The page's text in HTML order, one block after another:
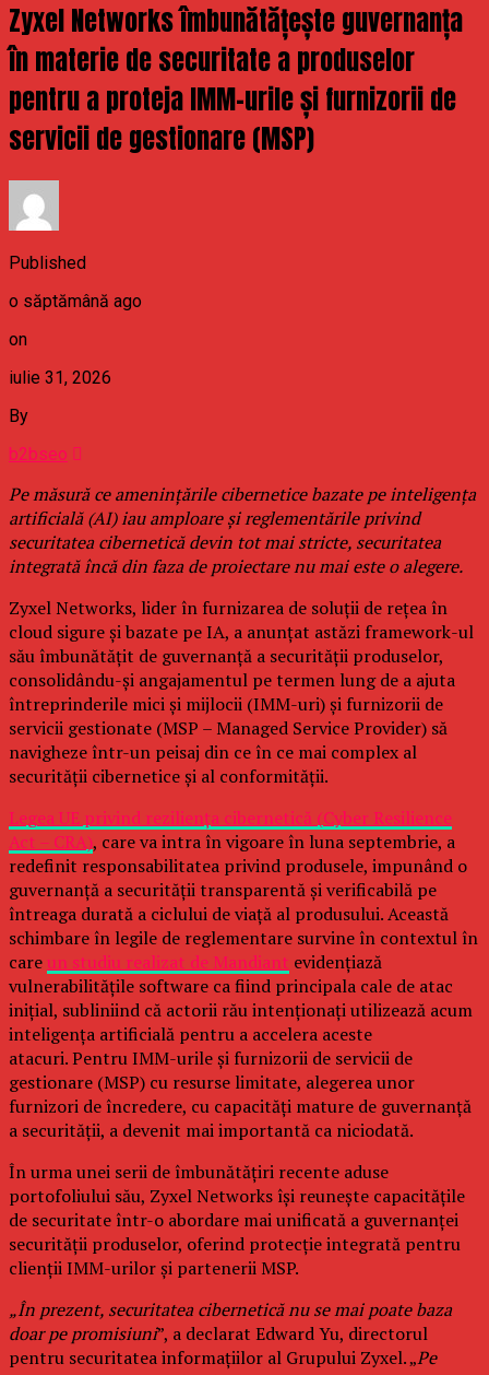
Zyxel Networks îmbunătățește guvernanța
în materie de securitate a produselor
pentru a proteja IMM-urile și furnizorii de
servicii de gestionare (MSP)
Published
o săptămână ago
on
iulie 31, 2026
By
b2bseo
Pe măsură ce amenințările cibernetice bazate pe inteligența
artificială (AI) iau amploare și reglementările privind
securitatea cibernetică devin tot mai stricte, securitatea
integrată încă din faza de proiectare nu mai este o alegere.
Zyxel Networks, lider în furnizarea de soluții de rețea în
cloud sigure și bazate pe IA, a anunțat astăzi framework-ul
său îmbunătățit de guvernanță a securității produselor,
consolidându-și angajamentul pe termen lung de a ajuta
întreprinderile mici și mijlocii (IMM-uri) și furnizorii de
servicii gestionate (MSP – Managed Service Provider) să
navigheze într-un peisaj din ce în ce mai complex al
securității cibernetice și al conformității.
Legea UE privind reziliența cibernetică (Cyber Resilience
Act – CRA), care va intra în vigoare în luna septembrie, a
redefinit responsabilitatea privind produsele, impunând o
guvernanță a securității transparentă și verificabilă pe
întreaga durată a ciclului de viață al produsului. Această
schimbare în legile de reglementare survine în contextul în
careun studiu realizat de Mandiant evidențiază
vulnerabilitățile software ca fiind principala cale de atac
inițial, subliniind că actorii rău intenționați utilizează acum
inteligența artificială pentru a accelera aceste
atacuri. Pentru IMM-urile și furnizorii de servicii de
gestionare (MSP) cu resurse limitate, alegerea unor
furnizori de încredere, cu capacități mature de guvernanță
a securității, a devenit mai importantă ca niciodată.
În urma unei serii de îmbunătățiri recente aduse
portofoliului său, Zyxel Networks își reunește capacitățile
de securitate într-o abordare mai unificată a guvernanței
securității produselor, oferind protecție integrată pentru
clienții IMM-urilor și partenerii MSP.
„În prezent, securitatea cibernetică nu se mai poate baza
doar pe promisiuni”, a declarat Edward Yu, directorul
pentru securitatea informațiilor al Grupului Zyxel. „Pe